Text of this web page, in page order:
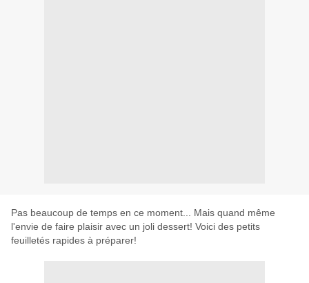
Pas beaucoup de temps en ce moment..
. Mais quand même
l'envie de faire plaisir avec un joli dessert! Voici des petits
feuilletés rapides à préparer!